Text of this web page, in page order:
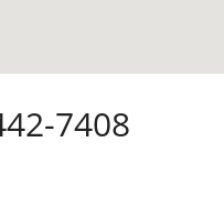
7408